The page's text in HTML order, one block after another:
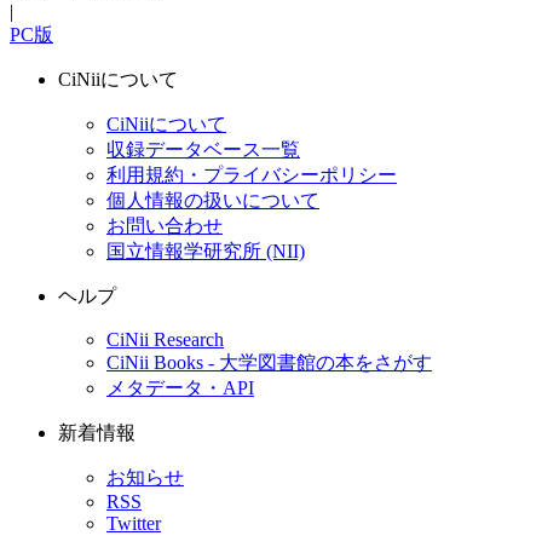
|
PC版
CiNiiについて
CiNiiについて
収録データベース一覧
利用規約・プライバシーポリシー
個人情報の扱いについて
お問い合わせ
国立情報学研究所 (NII)
ヘルプ
CiNii Research
CiNii Books - 大学図書館の本をさがす
メタデータ・API
新着情報
お知らせ
RSS
Twitter